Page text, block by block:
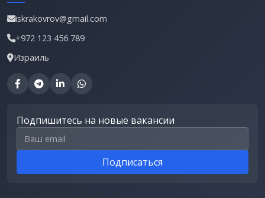
iskrakovrov@gmail.com
+972 123 456 789
Израиль
Подпишитесь на новые вакансии
Email для подписки
Подписаться